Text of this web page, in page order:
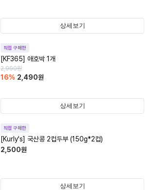
상세보기
직접 구매한
[KF365] 애호박 1개
2,990원
16% 2,490원
상세보기
직접 구매한
[Kurly's] 국산콩 2컵두부 (150g*2컵)
2,500원
상세보기